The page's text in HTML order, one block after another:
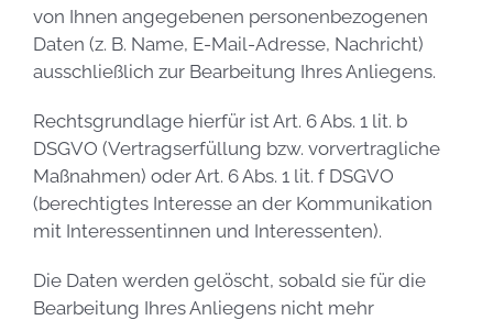
von Ihnen angegebenen personenbezogenen
Daten (z. B. Name, E-Mail-Adresse, Nachricht)
ausschließlich zur Bearbeitung Ihres Anliegens.
Rechtsgrundlage hierfür ist Art. 6 Abs. 1 lit. b
DSGVO (Vertragserfüllung bzw. vorvertragliche
Maßnahmen) oder Art. 6 Abs. 1 lit. f DSGVO
(berechtigtes Interesse an der Kommunikation
mit Interessentinnen und Interessenten).
Die Daten werden gelöscht, sobald sie für die
Bearbeitung Ihres Anliegens nicht mehr